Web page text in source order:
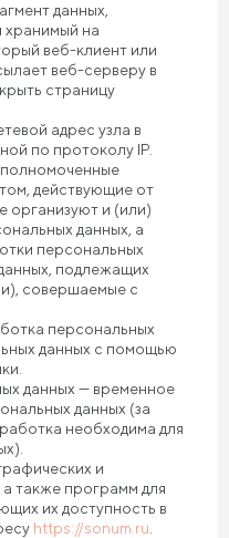
данных,
хранимый на
веб-клиент или
веб-серверу в
страницу
адрес узла в
по протоколу IP.
действующие от
организуют и (или)
данных, а
персональных
подлежащих
совершаемые с
персональных
данных с помощью
данных — временное
данных (за
необходима для
и
также программ для
их доступность в
https://sonum.ru